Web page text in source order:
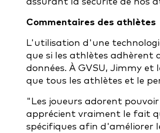
Commentaires des athlètes
L'utilisation d'une
que si les athlètes adhèrent
données. À GVSU, Jimmy
que tous les athlètes et le
"Les joueurs adorent
apprécient vraiment le fait
spécifiques afin d'améliorer